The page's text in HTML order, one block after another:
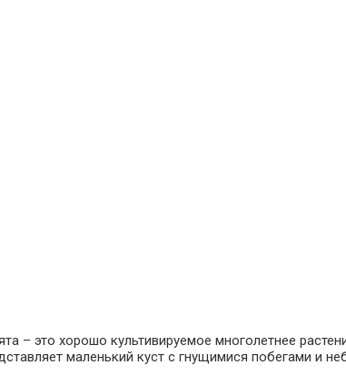
– это хорошо культивируемое многолетнее
маленький куст с гнущимися побегами и